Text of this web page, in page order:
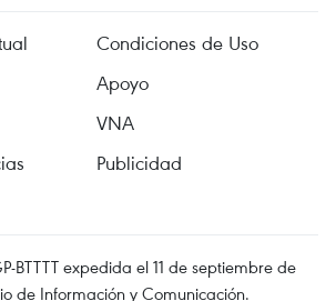
Condiciones de Uso
Apoyo
VNA
Publicidad
BTTTT expedida el 11 de septiembre de
de Información y Comunicación.